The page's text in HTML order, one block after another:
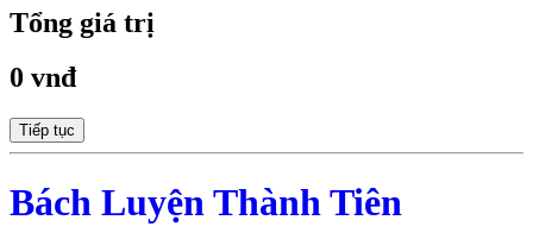
Tổng giá trị
0 vnđ
Tiếp tục
Bách Luyện Thành Tiên